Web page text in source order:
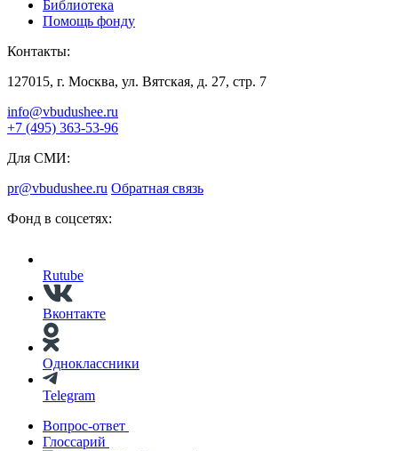
Библиотека
Помощь фонду
Контакты:
127015, г. Москва, ул. Вятская, д. 27, стр. 7
info@vbudushee.ru
+7 (495) 363-53-96
Для СМИ:
pr@vbudushee.ru Обратная связь
Фонд в соцсетях:
Rutube
Вконтакте
Одноклассники
Telegram
Вопрос-ответ
Глоссарий